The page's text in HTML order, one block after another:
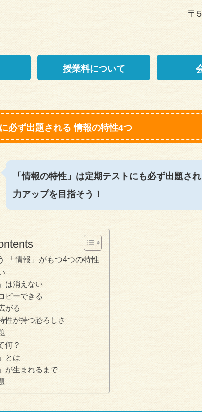
〒
授業料について
必ず出題される 情報の特性4つ
「情報の特性」は定期テストにも必ず出題さ
力アップを目指そう！
「情報」がもつ4つの特性
は消えない
ピーできる
がる
性が持つ恐ろしさ
何？
とは
が生まれるまで